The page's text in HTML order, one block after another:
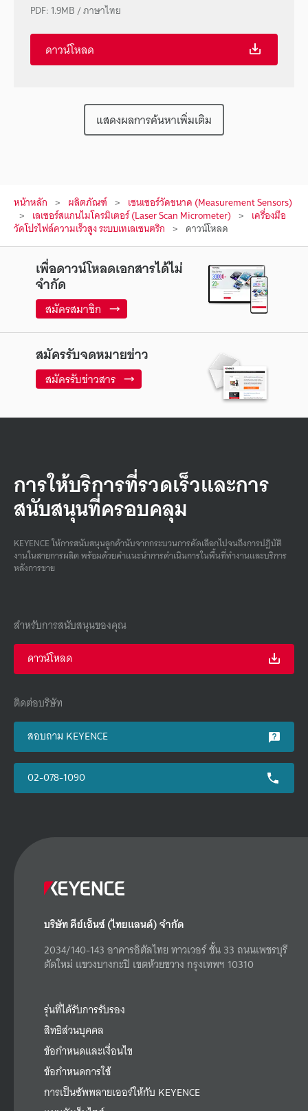
PDF: 1.9MB/ภาษาไทย
ดาวน์โหลด
แสดงผลการค้นหาเพิ่มเติม
หน้าหลัก ผลิตภัณฑ์ เซนเซอร์วัดขนาด (Measurement Sensors)
เลเซอร์สแกนไมโครมิเตอร์ (Laser Scan Micrometer) เครื่องมือ
วัดโปรไฟล์ความเร็วสูง ระบบเทเลเซนตริก ดาวน์โหลด
เพื่อดาวน์โหลดเอกสารได้ไม่
จำกัด
สมัครสมาชิก
สมัครรับจดหมายข่าว
สมัครรับข่าวสาร
การให้บริการที่รวดเร็วและการ
สนับสนุนที่ครอบคลุม
KEYENCE ให้การสนับสนุนลูกค้านับจากกระบวนการคัดเลือกไปจนถึงการปฏิบัติ
งานในสายการผลิต พร้อมด้วยคําแนะนําการดําเนินการในพื้นที่ทํางานและบริการ
หลังการขาย
สำหรับการสนับสนุนของคุณ
ดาวน์โหลด
ติดต่อบริษัท
สอบถาม KEYENCE
02-078-1090
บริษัท คีย์เอ็นซ์ (ไทยแลนด์) จำกัด
2034/140-143 อาคารอิตัลไทย ทาวเวอร์ ชั้น 33 ถนนเพชรบุรี
ตัดใหม่ แขวงบางกะปิ เขตห้วยขวาง กรุงเทพฯ 10310
รุ่นที่ได้รับการรับรอง
สิทธิส่วนบุคคล
ข้อกำหนดและเงื่อนไข
ข้อกำหนดการใช้
การเป็นซัพพลายเออร์ให้กับ KEYENCE